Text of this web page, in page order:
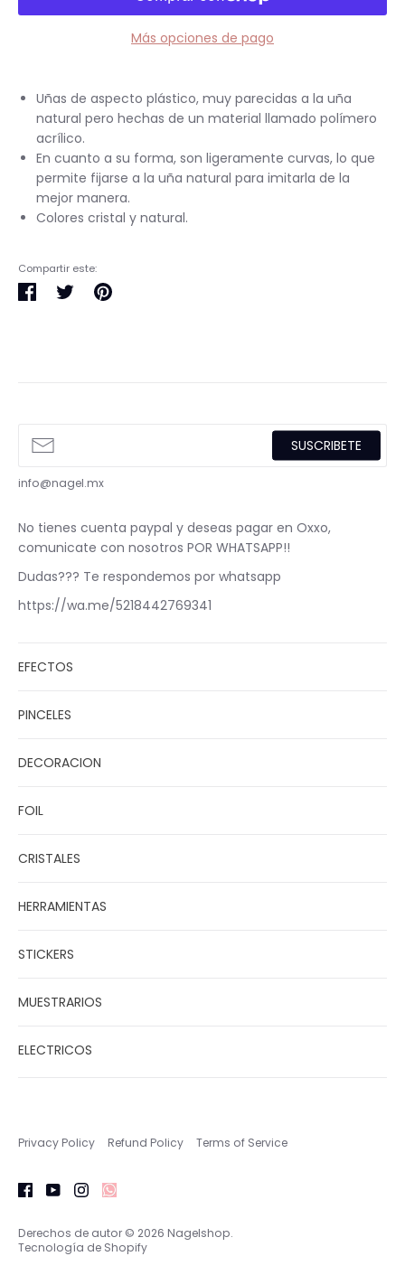
Más opciones de pago
Uñas de aspecto plástico, muy parecidas a la uña
natural pero hechas de un material llamado polímero
acrílico.
En cuanto a su forma, son ligeramente curvas, lo que
permite fijarse a la uña natural para imitarla de la
mejor manera.
Colores cristal y natural.
Compartir este:
Compartir
TuitearPinear
SUSCRIBETE
info@nagel.mx
No tienes cuenta paypal y deseas pagar en Oxxo,
comunicate con nosotros POR WHATSAPP!!
Dudas??? Te respondemos por whatsapp
https://wa.me/5218442769341
EFECTOS
PINCELES
DECORACION
FOIL
CRISTALES
HERRAMIENTAS
STICKERS
MUESTRARIOS
ELECTRICOS
Privacy Policy Refund Policy Terms of Service
Derechos de autor © 2026 Nagelshop.
Tecnología de Shopify